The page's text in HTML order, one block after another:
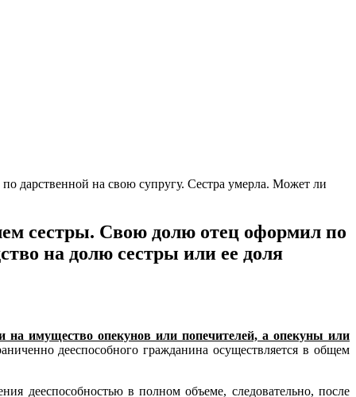
дарственной на свою супругу. Сестра умерла. Может ли
сестры. Свою долю отец оформил по
на долю сестры или ее доля
на имущество опекунов или попечителей, а опекуны или
дееспособного гражданина осуществляется в общем
дееспособностью в полном объеме, следовательно, после